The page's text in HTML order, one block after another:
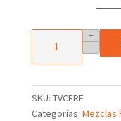
verde
con
Cereza
Japonesa
cantidad
+
-
SKU: TVCERE
Categorías: Mezclas